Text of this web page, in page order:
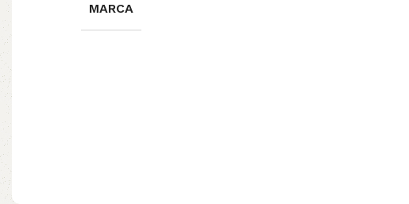
MARCA